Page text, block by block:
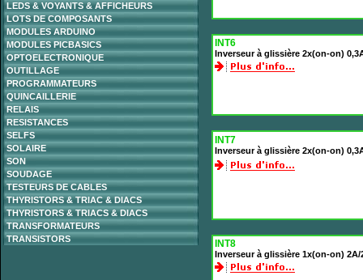
LEDS & VOYANTS & AFFICHEURS
LOTS DE COMPOSANTS
MODULES ARDUINO
MODULES PICBASICS
OPTOELECTRONIQUE
OUTILLAGE
PROGRAMMATEURS
QUINCAILLERIE
RELAIS
RESISTANCES
SELFS
SOLAIRE
SON
SOUDAGE
TESTEURS DE CABLES
THYRISTORS & TRIAC & DIACS
THYRISTORS & TRIACS & DIACS
TRANSFORMATEURS
TRANSISTORS
INT6
Inverseur à glissière 2x(on-on)
INT7
Inverseur à glissière 2x(on-on)
INT8
Inverseur à glissière 1x(on-on) 2A/